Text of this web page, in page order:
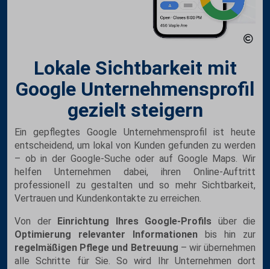
Lokale Sichtbarkeit mit
Google Unternehmensprofil
gezielt steigern
Ein gepflegtes Google Unternehmensprofil ist heute
entscheidend, um lokal von Kunden gefunden zu werden
– ob in der Google-Suche oder auf Google Maps. Wir
helfen Unternehmen dabei, ihren Online-Auftritt
professionell zu gestalten und so mehr Sichtbarkeit,
Vertrauen und Kundenkontakte zu erreichen.
Von der Einrichtung Ihres Google-Profils über die
Optimierung relevanter Informationen bis hin zur
regelmäßigen Pflege und Betreuung – wir übernehmen
alle Schritte für Sie. So wird Ihr Unternehmen dort